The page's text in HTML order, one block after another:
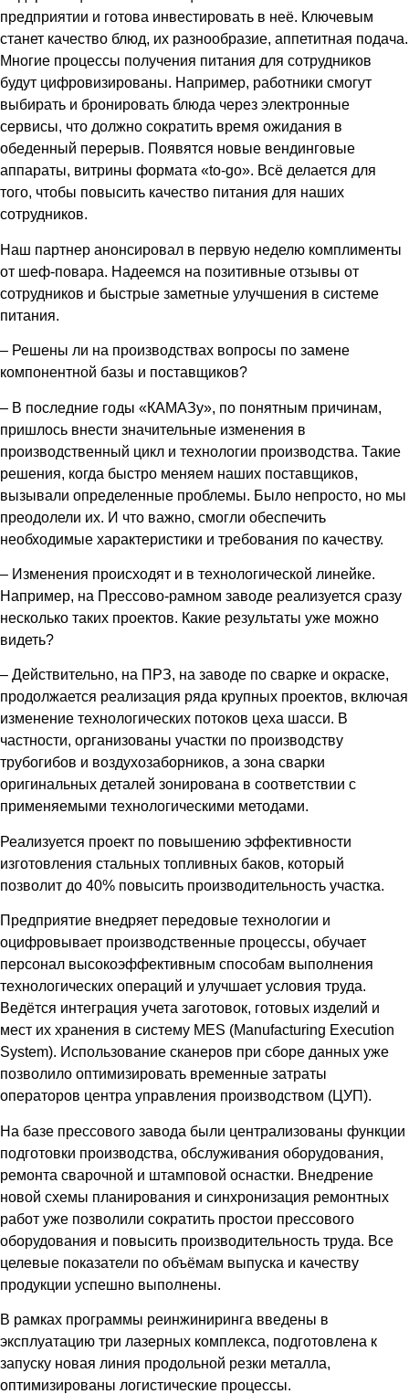
предприятии и готова инвестировать в неё. Ключевым
станет качество блюд, их разнообразие, аппетитная подача.
Многие процессы получения питания для сотрудников
будут цифровизированы. Например, работники смогут
выбирать и бронировать блюда через электронные
сервисы, что должно сократить время ожидания в
обеденный перерыв. Появятся новые вендинговые
аппараты, витрины формата «to-go». Всё делается для
того, чтобы повысить качество питания для наших
сотрудников.
Наш партнер анонсировал в первую неделю комплименты
от шеф-повара. Надеемся на позитивные отзывы от
сотрудников и быстрые заметные улучшения в системе
питания.
– Решены ли на производствах вопросы по замене
компонентной базы и поставщиков?
– В последние годы «КАМАЗу», по понятным причинам,
пришлось внести значительные изменения в
производственный цикл и технологии производства. Такие
решения, когда быстро меняем наших поставщиков,
вызывали определенные проблемы. Было непросто, но мы
преодолели их. И что важно, смогли обеспечить
необходимые характеристики и требования по качеству.
– Изменения происходят и в технологической линейке.
Например, на Прессово-рамном заводе реализуется сразу
несколько таких проектов. Какие результаты уже можно
видеть?
– Действительно, на ПРЗ, на заводе по сварке и окраске,
продолжается реализация ряда крупных проектов, включая
изменение технологических потоков цеха шасси. В
частности, организованы участки по производству
трубогибов и воздухозаборников, а зона сварки
оригинальных деталей зонирована в соответствии с
применяемыми технологическими методами.
Реализуется проект по повышению эффективности
изготовления стальных топливных баков, который
позволит до 40% повысить производительность участка.
Предприятие внедряет передовые технологии и
оцифровывает производственные процессы, обучает
персонал высокоэффективным способам выполнения
технологических операций и улучшает условия труда.
Ведётся интеграция учета заготовок, готовых изделий и
мест их хранения в систему MES (Manufacturing Execution
System). Использование сканеров при сборе данных уже
позволило оптимизировать временные затраты
операторов центра управления производством (ЦУП).
На базе прессового завода были централизованы функции
подготовки производства, обслуживания оборудования,
ремонта сварочной и штамповой оснастки. Внедрение
новой схемы планирования и синхронизация ремонтных
работ уже позволили сократить простои прессового
оборудования и повысить производительность труда. Все
целевые показатели по объёмам выпуска и качеству
продукции успешно выполнены.
В рамках программы реинжиниринга введены в
эксплуатацию три лазерных комплекса, подготовлена к
запуску новая линия продольной резки металла,
оптимизированы логистические процессы.